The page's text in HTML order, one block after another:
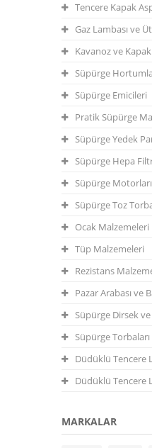
Tencere Kapak
Gaz Lambası ve
Kavanoz ve
Süpürge
Süpürge Emicileri
Pratik Süpürge
Süpürge Yedek
Süpürge Hepa
Süpürge Motorları
Süpürge Toz
Ocak Malzemeleri
Tüp Malzemeleri
Rezistans
Pazar Arabası ve
Süpürge Dirsek ve
Süpürge Torbaları
Düdüklü Tencere
Düdüklü Tencere
MARKALAR